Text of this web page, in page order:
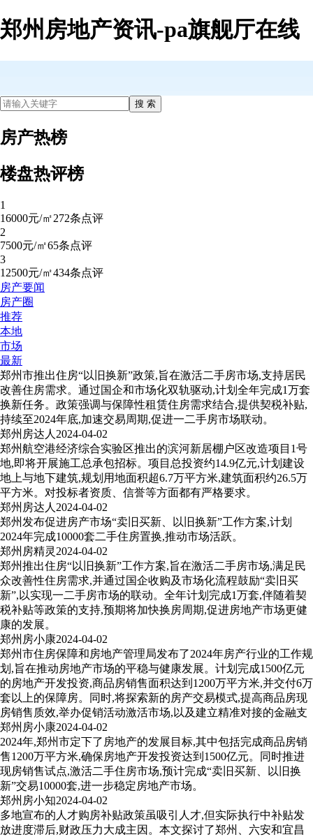
郑州房地产资讯-pa旗舰厅在线
房产热榜
楼盘热评榜
1
16000元/㎡272条点评
2
7500元/㎡65条点评
3
12500元/㎡434条点评
房产要闻
房产圈
推荐
本地
市场
最新
郑州市推出住房“以旧换新”政策,旨在激活二手房市场,支持居民
改善住房需求。通过国企和市场化双轨驱动,计划全年完成1万套
换新任务。政策强调与保障性租赁住房需求结合,提供契税补贴,
持续至2024年底,加速交易周期,促进一二手房市场联动。
郑州房达人 2024-04-02
郑州航空港经济综合实验区推出的滨河新居棚户区改造项目1号
地,即将开展施工总承包招标。项目总投资约14.9亿元,计划建设
地上与地下建筑,规划用地面积超6.7万平方米,建筑面积约26.5万
平方米。对投标者资质、信誉等方面都有严格要求。
郑州房达人 2024-04-02
郑州发布促进房产市场“卖旧买新、以旧换新”工作方案,计划
2024年完成10000套二手住房置换,推动市场活跃。
郑州房精灵 2024-04-02
郑州推出住房“以旧换新”工作方案,旨在激活二手房市场,满足民
众改善性住房需求,并通过国企收购及市场化流程鼓励“卖旧买
新”,以实现一二手房市场的联动。全年计划完成1万套,伴随着契
税补贴等政策的支持,预期将加快换房周期,促进房地产市场更健
康的发展。
郑州房小康2024-04-02
郑州市住房保障和房地产管理局发布了2024年房产行业的工作规
划,旨在推动房地产市场的平稳与健康发展。计划完成1500亿元
的房地产开发投资,商品房销售面积达到1200万平方米,并交付6万
套以上的保障房。同时,将探索新的房产交易模式,提高商品房现
房销售质效,举办促销活动激活市场,以及建立精准对接的金融支
郑州房小康2024-04-02
2024年,郑州市定下了房地产的发展目标,其中包括完成商品房销
售1200万平方米,确保房地产开发投资达到1500亿元。同时推进
现房销售试点,激活二手住房市场,预计完成“卖旧买新、以旧换
新”交易10000套,进一步稳定房地产市场。
郑州房小知2024-04-02
多地宣布的人才购房补贴政策虽吸引人才,但实际执行中补贴发
放进度滞后,财政压力大成主因。本文探讨了郑州、六安和宜昌